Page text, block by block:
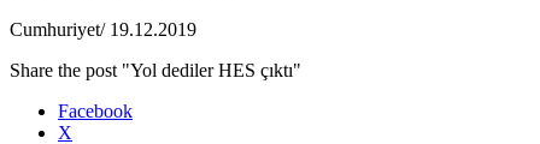
Cumhuriyet/ 19.12.2019
Share the post "Yol dediler HES çıktı"
Facebook
X